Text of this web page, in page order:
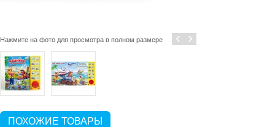
Нажмите на фото для просмотра в полном размере ‹ ›
ПОХОЖИЕ ТОВАРЫ